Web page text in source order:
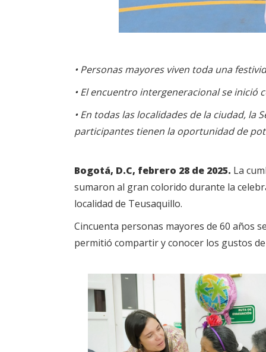
• Personas mayores viven toda una
• El encuentro intergeneracional se
• En todas las localidades de la ciudad, la
participantes tienen la oportunidad de
Bogotá, D.C, febrero 28 de 2025. La
sumaron al gran colorido durante la
localidad de Teusaquillo.
Cincuenta personas mayores de 60 años
permitió compartir y conocer los gustos